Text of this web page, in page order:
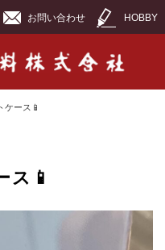
お問い合わせ HOBBY
ケース📱
ス📱